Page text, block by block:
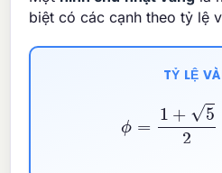
biệt có các cạnh theo tỷ lệ
TỶ LỆ
= 2≈